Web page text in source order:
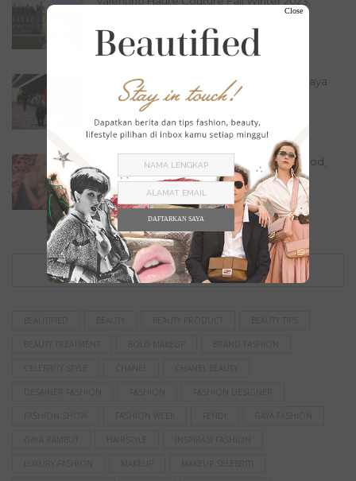
Fashion July 16, 2023
Chanel Haute Couture Fall Winter 2023: Gaya
Effortless...
Lookbook
7 Produk Kecantikan Favorit Artis Hollywood,
Ternyata Sangat...
Beauty Beauty Picks June 22, 2023
TAG
BEAUTIFIED BEAUTY BEAUTY PRODUCT BEAUTY TIPS
BEAUTY TREATMENT BOLD MAKEUP BRAND FASHION
CELEBRITY STYLE CHANEL CHANEL BEAUTY
DESAINER FASHION FASHION FASHION DESIGNER
FASHION SHOW FASHION WEEK FENDI GAYA FASHION
GAYA RAMBUT HAIRSTYLE INSPIRASI FASHION
LUXURY FASHION MAKEUP MAKEUP SELEBRITI
Close
DAFTARKAN SAYA